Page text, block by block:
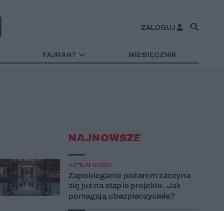
ZALOGUJ
FAJRANT MIESIĘCZNIK
NAJNOWSZE
AKTUALNOŚCI
Zapobieganie pożarom zaczyna
się już na etapie projektu. Jak
pomagają ubezpieczyciele?